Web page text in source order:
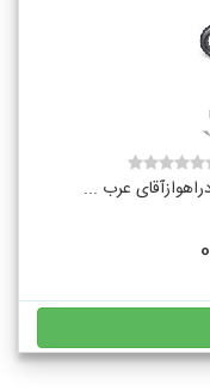
عرب ...